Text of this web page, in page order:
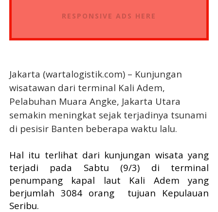
RESPONSIVE ADS HERE
Jakarta (wartalogistik.com) – Kunjungan
wisatawan dari terminal Kali Adem,
Pelabuhan Muara Angke, Jakarta Utara
semakin meningkat sejak terjadinya tsunami
di pesisir Banten beberapa waktu lalu.
Hal itu terlihat dari kunjungan wisata yang
terjadi pada Sabtu (9/3) di terminal
penumpang kapal laut Kali Adem yang
berjumlah 3084 orang
tujuan Kepulauan
Seribu.